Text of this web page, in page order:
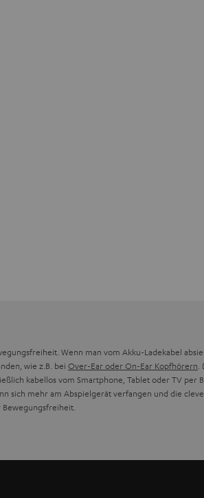
Wenn man vom Akku-Ladekabel
wie z.B. bei Over-Ear oder On-Ear Kopfhörern
kabellos vom Smartphone, Tablet oder TV per
sich mehr am Abspielgerät verfangen und die